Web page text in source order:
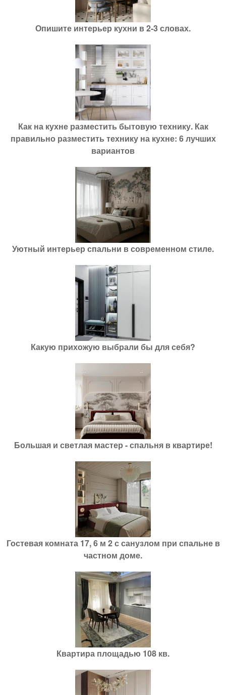
Опишите интерьер кухни в 2-3 словах.
Как на кухне разместить бытовую технику. Как
правильно разместить технику на кухне: 6 лучших
вариантов
Уютный интерьер спальни в современном стиле.
Какую прихожую выбрали бы для себя?
Большая и светлая мастер - спальня в квартире!
Гостевая комната 17, 6 м 2 с санузлом при спальне в
частном доме.
Квартира площадью 108 кв.